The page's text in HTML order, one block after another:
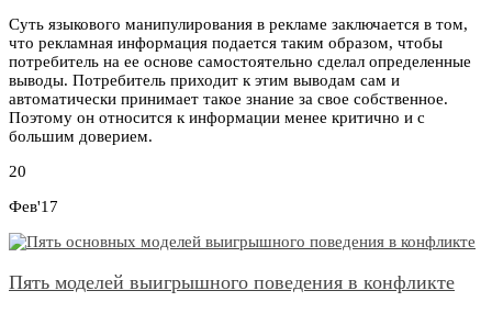
Суть языкового манипулирования в рекламе заключается в том,
что рекламная информация подается таким образом, чтобы
потребитель на ее основе самостоятельно сделал определенные
выводы. Потребитель приходит к этим выводам сам и
автоматически принимает такое знание за свое собственное.
Поэтому он относится к информации менее критично и с
большим доверием.
20
Фев'17
Пять моделей выигрышного поведения в конфликте